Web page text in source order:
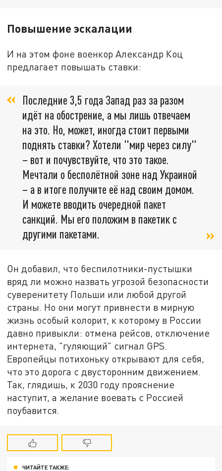
Повышение эскалации
И на этом фоне военкор Александр Коц
предлагает повышать ставки:
Последние 3,5 года Запад раз за разом
идёт на обострение, а мы лишь отвечаем
на это. Но, может, иногда стоит первыми
поднять ставки? Хотели "мир через силу"
– вот и почувствуйте, что это такое.
Мечтали о бесполётной зоне над Украиной
– а в итоге получите её над своим домом.
И можете вводить очередной пакет
санкций. Мы его положим в пакетик с
другими пакетами.
Он добавил, что беспилотники-пустышки
вряд ли можно назвать угрозой безопасности
суверенитету Польши или любой другой
страны. Но они могут привнести в мирную
жизнь особый колорит, к которому в России
давно привыкли: отмена рейсов, отключение
интернета, "гуляющий" сигнал GPS.
Европейцы потихоньку открывают для себя,
что это дорога с двусторонним движением.
Так, глядишь, к 2030 году прояснение
наступит, а желание воевать с Россией
поубавится.
ЧИТАЙТЕ ТАКЖЕ: